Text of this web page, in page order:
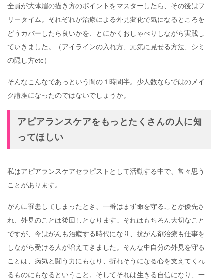
全員が大体眉の描き方のポイントをマスターしたら、その後はフ
リータイム。それぞれが治療による外見変化で気になるところを
どうカバーしたら良いかを、とにかくおしゃべりしながら実践し
ていきました。（アイラインの入れ方、元気に見せる方法、シミ
の隠し方etc）
そんなこんなであっという間の１時間半。少人数ならではのメイ
ク講座になったのではないでしょうか。
アピアランスケアをもっとたくさんの人に知
ってほしい
私はアピアランスケアセラピストとして活動する中で、常々思う
ことがあります。
がんに罹患してしまったとき、一番はまず命を守ることが優先さ
れ、外見のことは後回しとなります。それはもちろん大切なこと
ですが、今はがんも治癒する時代になり、抗がん剤治療も仕事を
しながら受ける人が増えてきました。そんな中自分の外見を守る
ことは、病気と闘う力にもなり、折れそうになる心を支えてくれ
るものにもなるということ。そしてそれは生きる自信になり、一